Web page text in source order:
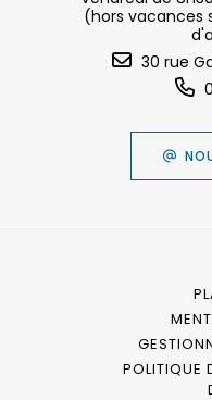
(hors vacances
30 rue
POLITIQUE